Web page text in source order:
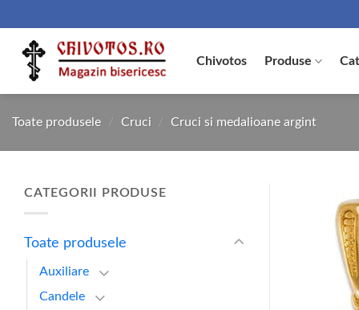
to
content
Chivotos Produse
Toate produsele / Cruci / Cruci si medalioane argint
CATEGORII PRODUSE
Toate produsele
Auxiliare
Candele